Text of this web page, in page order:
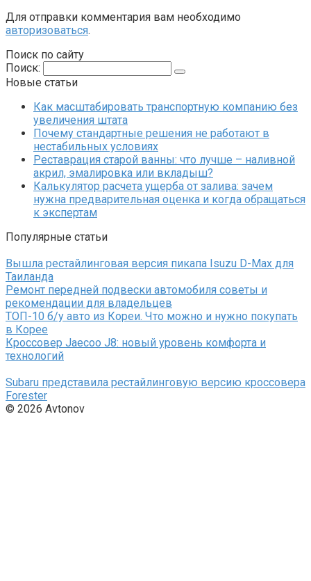
Для отправки комментария вам необходимо
авторизоваться.
Поиск по сайту
Поиск:
Новые статьи
Как масштабировать транспортную компанию без
увеличения штата
Почему стандартные решения не работают в
нестабильных условиях
Реставрация старой ванны: что лучше – наливной
акрил, эмалировка или вкладыш?
Калькулятор расчета ущерба от залива: зачем
нужна предварительная оценка и когда обращаться
к экспертам
Популярные статьи
Вышла рестайлинговая версия пикапа Isuzu D-Max для
Таиланда
Ремонт передней подвески автомобиля советы и
рекомендации для владельцев
ТОП-10 б/у авто из Кореи. Что можно и нужно покупать
в Корее
Кроссовер Jaecoo J8: новый уровень комфорта и
технологий
Subaru представила рестайлинговую версию кроссовера
Forester
© 2026 Avtonov